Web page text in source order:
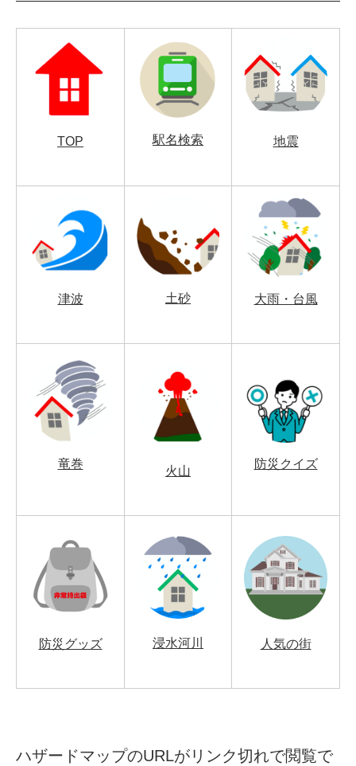
TOP 駅名検索 地震
津波 土砂 大雨・台風
竜巻
火山
防災クイズ
防災グッズ 浸水河川 人気の街
ハザードマップのURLがリンク切れで閲覧で